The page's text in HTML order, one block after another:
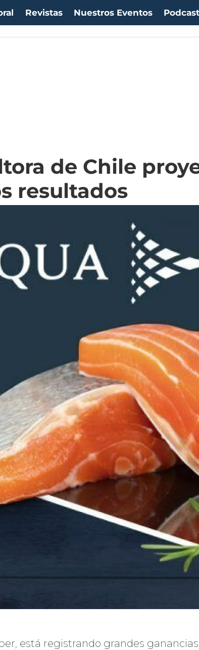
Revistas Nuestros Eventos Podcast
de Chile
resultados
está registrando grandes